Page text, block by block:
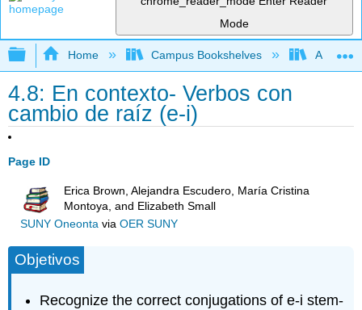
Mode
Expand/collapse global hierarchy
Home Campus Bookshelves
4.8: En contexto- Verbos con
cambio de raíz (e-i)
Page ID
Erica Brown, Alejandra Escudero, María Cristina
Montoya, and Elizabeth Small
SUNY Oneontavia OER SUNY
Objetivos
Recognize the correct conjugations of e-i stem-